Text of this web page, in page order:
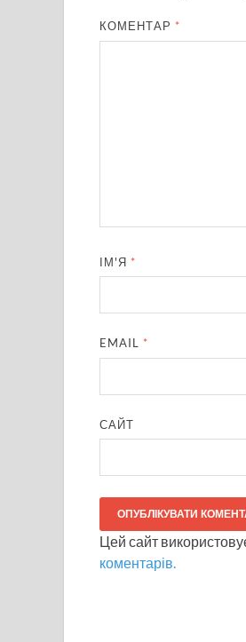
КОМЕНТАР *
ІМ'Я *
EMAIL *
САЙТ
Цей сайт
коментарів.